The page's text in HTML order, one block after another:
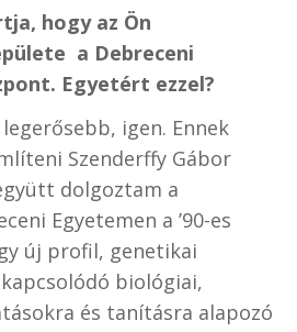
hogy az Ön
a Debreceni
Egyetért ezzel?
igen. Ennek
Szenderffy Gábor
dolgoztam a
Egyetemen a ’90-es
új profil, genetikai
biológiai,
és tanításra alapozó